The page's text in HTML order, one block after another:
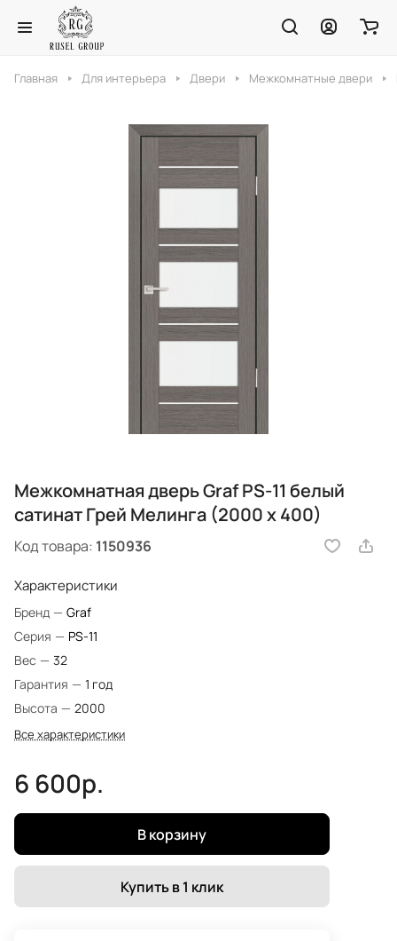
Главная Для интерьера Двери Межкомнатные двери
Межкомнатная дверь Graf PS-11 белый
сатинат Грей Мелинга (2000 х 400)
Код товара: 1150936
Характеристики
Бренд — Graf
Серия — PS-11
Вес — 32
Гарантия — 1 год
Высота — 2000
Все характеристики
6 600р.
В корзину
Купить в 1 клик